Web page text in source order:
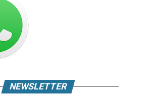
NEWSLETTER